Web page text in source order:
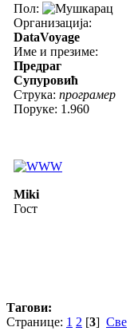
Пол:
Организација:
DataVoyage
Име и презиме:
Предраг
Супуровић
Струка: програмер
Поруке: 1.960
Miki
Гост
Тагови:
Странице: 1 2 [3] Све